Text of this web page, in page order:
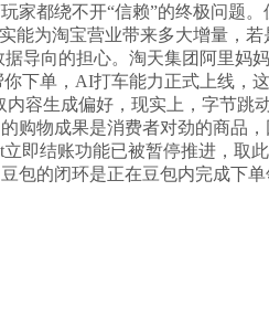
家都绕不开“信赖”的终极问题
能为淘宝营业带来多大增量，
导向的担心。淘天集团阿里妈
下单，AI打车能力正式上线，
容生成偏好，现实上，字节跳
购物成果是消费者对劲的商品
即结账功能已被暂停推进，取
包的闭环是正在豆包内完成下